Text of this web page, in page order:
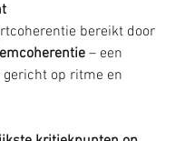
bereikt door
– een
op ritme en